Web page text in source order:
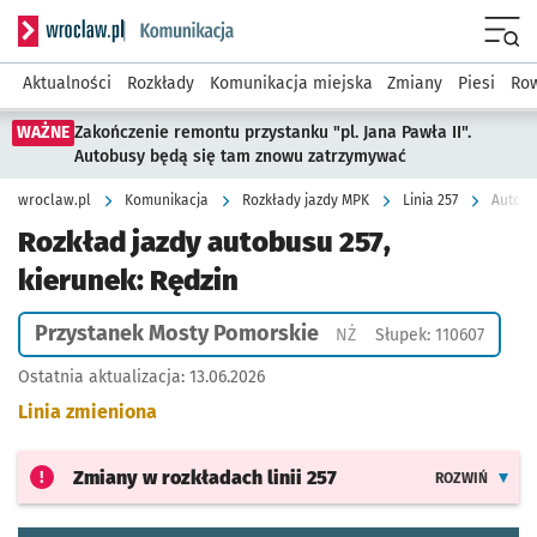
Serwis informacyjny wroclaw.pl podserwis: Komunikacja
Aktualności Rozkłady Komunikacja miejska Zmiany Piesi
WAŻNE Zakończenie remontu przystanku "pl. Jana Pawła II".
Autobusy będą się tam znowu zatrzymywać
wroclaw.pl Komunikacja Rozkłady jazdy MPK Linia 257
Rozkład jazdy autobusu 257,
kierunek: Rędzin
Przystanek Mosty Pomorskie NŻPrzystanek na życzenie
Słupek: 110607
Ostatnia aktualizacja: 13.06.2026
Linia zmieniona
Zmiany w rozkładach linii 257 ROZWIŃ